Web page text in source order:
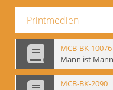
Printmedien
MCB-BK-10076
MCB-BK-2090